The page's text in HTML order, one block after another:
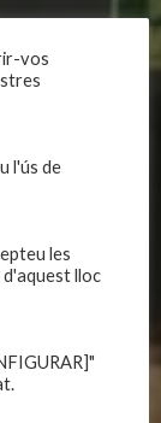
vos
l'ús de
les
lloc